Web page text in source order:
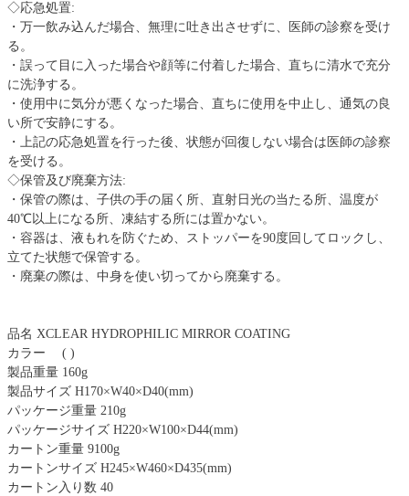
◇応急処置:
・万一飲み込んだ場合、無理に吐き出させずに、医師の診察を受け
る。
・誤って目に入った場合や顔等に付着した場合、直ちに清水で充分
に洗浄する。
・使用中に気分が悪くなった場合、直ちに使用を中止し、通気の良
い所で安静にする。
・上記の応急処置を行った後、状態が回復しない場合は医師の診察
を受ける。
◇保管及び廃棄方法:
・保管の際は、子供の手の届く所、直射日光の当たる所、温度が
40℃以上になる所、凍結する所には置かない。
・容器は、液もれを防ぐため、ストッパーを90度回してロックし、
立てた状態で保管する。
・廃棄の際は、中身を使い切ってから廃棄する。
品名 XCLEAR HYDROPHILIC MIRROR COATING
カラー ( )
製品重量 160g
製品サイズ H170×W40×D40(mm)
パッケージ重量 210g
パッケージサイズ H220×W100×D44(mm)
カートン重量 9100g
カートンサイズ H245×W460×D435(mm)
カートン入り数 40